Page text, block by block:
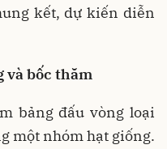
kết, dự kiến diễn
và bốc thăm
bảng đấu vòng loại
một nhóm hạt giống.